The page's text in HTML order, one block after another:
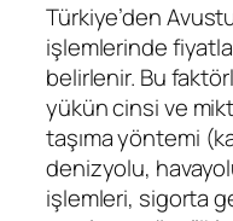
Türkiye’den
işlemlerinde
belirlenir. Bu
yükün cinsi ve
taşıma yöntemi
denizyolu,
işlemleri, sigorta